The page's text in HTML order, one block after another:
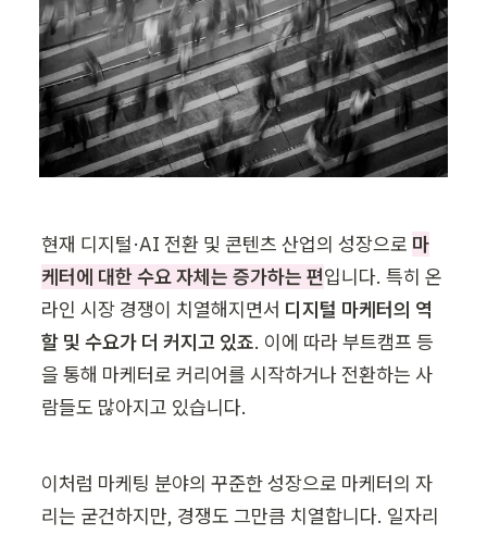
현재 디지털·AI 전환 및 콘텐츠 산업의 성장으로 마
케터에 대한 수요 자체는 증가하는 편입니다. 특히 온
라인 시장 경쟁이 치열해지면서 디지털 마케터의 역
할 및 수요가 더 커지고 있죠. 이에 따라 부트캠프 등
을 통해 마케터로 커리어를 시작하거나 전환하는 사
람들도 많아지고 있습니다.
이처럼 마케팅 분야의 꾸준한 성장으로 마케터의 자
리는 굳건하지만, 경쟁도 그만큼 치열합니다. 일자리